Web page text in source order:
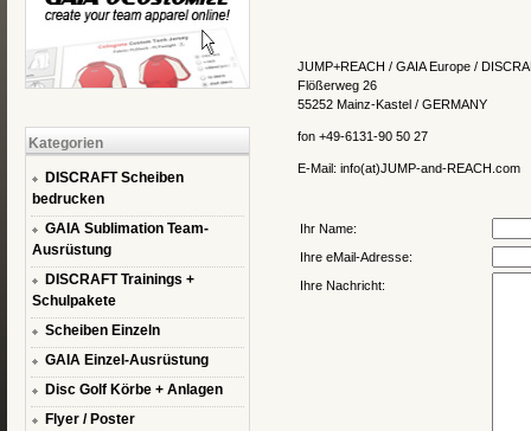
Kategorien
DISCRAFT Scheiben
bedrucken
GAIA Sublimation Team-
Ausrüstung
DISCRAFT Trainings +
Schulpakete
Scheiben Einzeln
GAIA Einzel-Ausrüstung
Disc Golf Körbe + Anlagen
Flyer / Poster
JUMP+REACH / GAIA Europe /
Flößerweg 26
55252 Mainz-Kastel / GERMANY
fon +49-6131-90 50 27
E-Mail: info(at)JUMP-and-REACH.com
Ihr Name:
Ihre eMail-Adresse:
Ihre Nachricht: